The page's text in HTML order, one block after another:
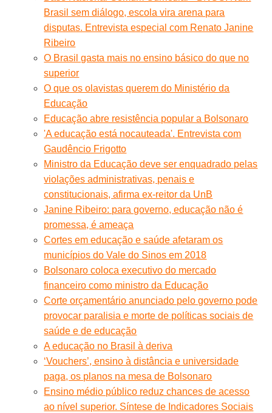
Brasil sem diálogo, escola vira arena para
disputas. Entrevista especial com Renato Janine
Ribeiro
O Brasil gasta mais no ensino básico do que no
superior
O que os olavistas querem do Ministério da
Educação
Educação abre resistência popular a Bolsonaro
'A educação está nocauteada'. Entrevista com
Gaudêncio Frigotto
Ministro da Educação deve ser enquadrado pelas
violações administrativas, penais e
constitucionais, afirma ex-reitor da UnB
Janine Ribeiro: para governo, educação não é
promessa, é ameaça
Cortes em educação e saúde afetaram os
municípios do Vale do Sinos em 2018
Bolsonaro coloca executivo do mercado
financeiro como ministro da Educação
Corte orçamentário anunciado pelo governo pode
provocar paralisia e morte de políticas sociais de
saúde e de educação
A educação no Brasil à deriva
‘Vouchers’, ensino à distância e universidade
paga, os planos na mesa de Bolsonaro
Ensino médio público reduz chances de acesso
ao nível superior. Síntese de Indicadores Sociais